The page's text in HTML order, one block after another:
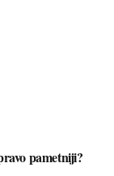
pametniji?